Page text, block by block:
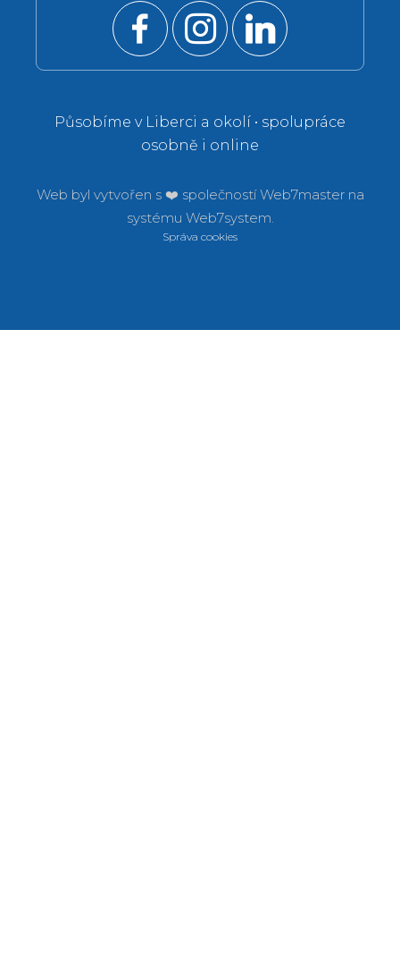
Působíme v Liberci a okolí • spolupráce
osobně i online
Web byl vytvořen s ❤️ společnostíWeb7master na
systému Web7system.
Správa cookies